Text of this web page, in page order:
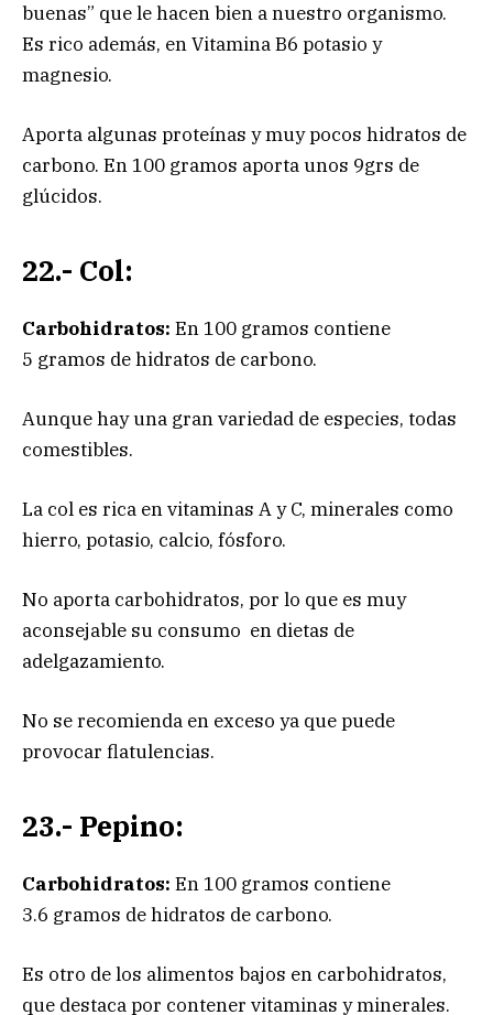
buenas” que le hacen bien a nuestro organismo.
Es rico además, en Vitamina B6 potasio y
magnesio.
Aporta algunas proteínas y muy pocos hidratos de
carbono. En 100 gramos aporta unos 9grs de
glúcidos.
22.- Col:
Carbohidratos: En 100 gramos contiene
5 gramos de hidratos de carbono.
Aunque hay una gran variedad de especies, todas
comestibles.
La col es rica en vitaminas A y C, minerales como
hierro, potasio, calcio, fósforo.
No aporta carbohidratos, por lo que es muy
aconsejable su consumo en dietas de
adelgazamiento.
No se recomienda en exceso ya que puede
provocar flatulencias.
23.- Pepino:
Carbohidratos: En 100 gramos contiene
3.6 gramos de hidratos de carbono.
Es otro de los alimentos bajos en carbohidratos,
que destaca por contener vitaminas y minerales.